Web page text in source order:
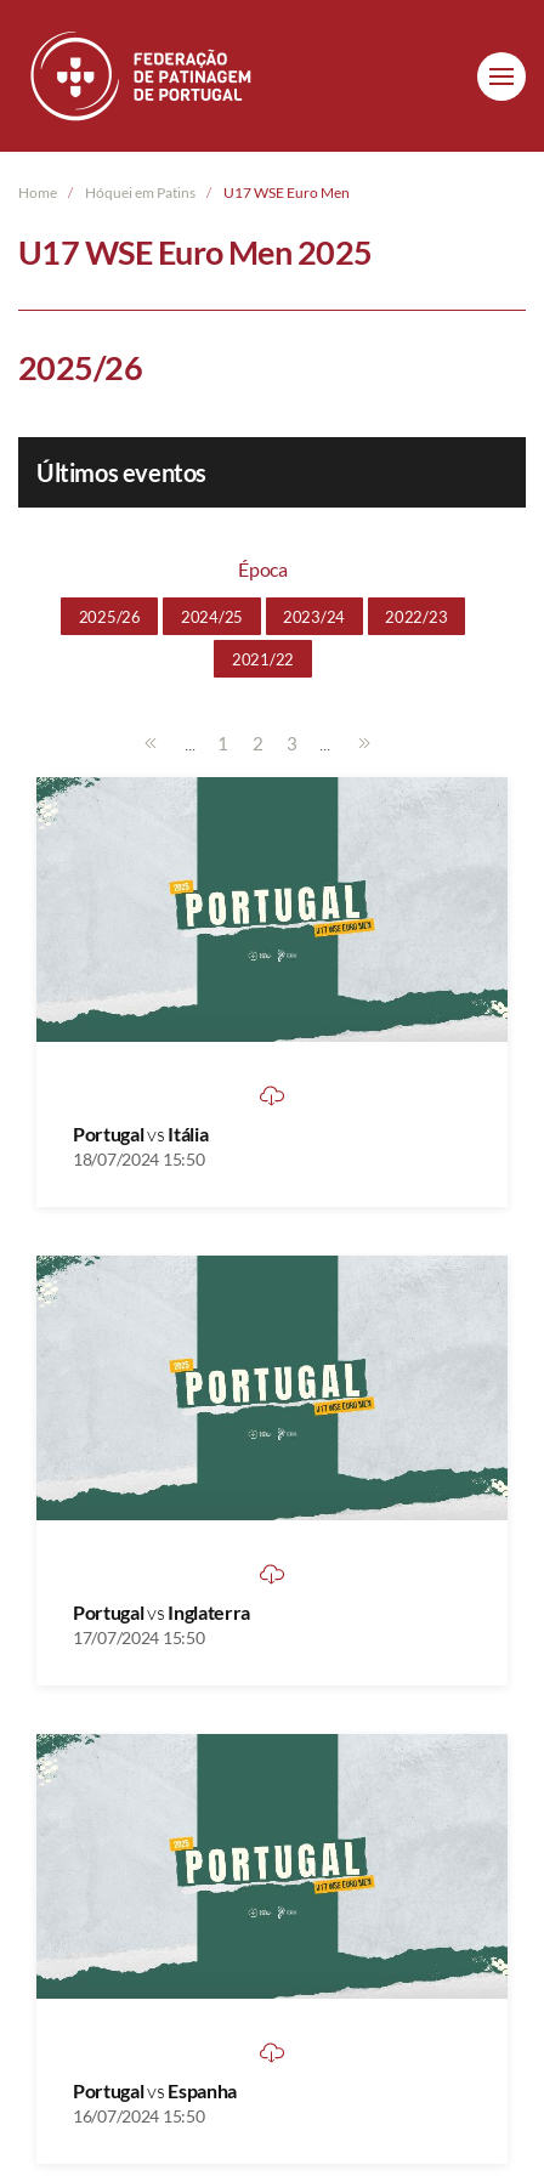
Skip to main content
Home Hóquei em Patins U17 WSE Euro Men
U17 WSE Euro Men 2025
2025/26
Últimos eventos
Época
2025/26 2024/25 2023/24 2022/23
2021/22
... 1 2 3 ...
Portugalvs Itália
18/07/2024 15:50
Portugalvs Inglaterra
17/07/2024 15:50
Portugalvs Espanha
16/07/2024 15:50